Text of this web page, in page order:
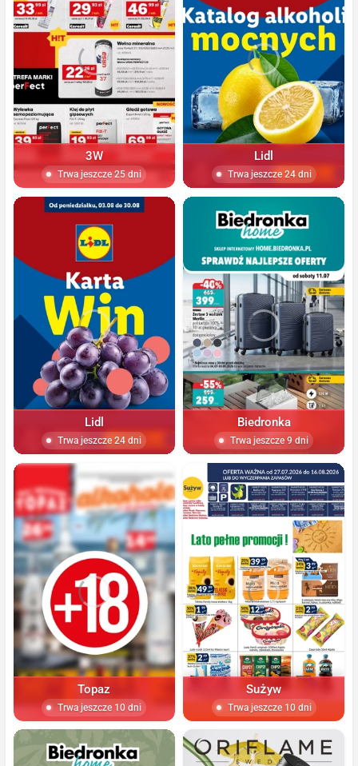
3W
Trwa jeszcze 25 dni
Lidl
Trwa jeszcze 24 dni
Lidl
Trwa jeszcze 24 dni
Biedronka
Trwa jeszcze 9 dni
Topaz
Trwa jeszcze 10 dni
Sużyw
Trwa jeszcze 10 dni